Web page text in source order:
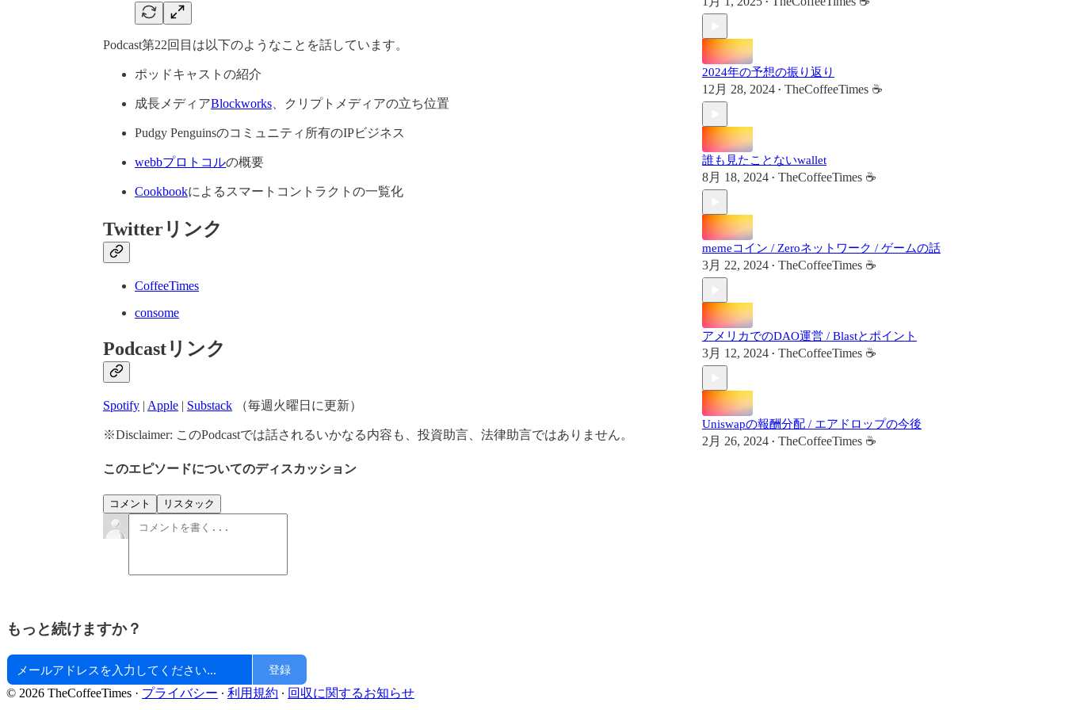
Podcast第22回目は以下のようなことを話しています。
ポッドキャストの紹介
成長メディアBlockworks 、クリプトメディアの立ち位置
Pudgy Penguinsのコミュニティ所有のIPビジネス
webbプロトコルの概要
Cookbookによるスマートコントラクトの一覧化
Twitterリンク
CoffeeTimes
consome
Podcastリンク
Spotify | Apple | Substack （毎週火曜日に更新）
※Disclaimer: このPodcastでは話されるいかなる内容も、投資助言、法律助言ではありません。
このエピソードについてのディスカッション
コメント リスタック
•
2024年の予想の振り返り
12月 28, 2024 • TheCoffeeTimes ☕
誰も見たことないwallet
8月 18, 2024 • TheCoffeeTimes ☕
memeコイン / Zeroネットワーク / ゲームの話
3月 22, 2024 • TheCoffeeTimes ☕
アメリカでのDAO運営 / Blastとポイント
3月 12, 2024 • TheCoffeeTimes ☕
Uniswapの報酬分配 / エアドロップの今後
2月 26, 2024 • TheCoffeeTimes ☕
もっと続けますか？
登録
© 2026 TheCoffeeTimes · プライバシー ∙ 利用規約 ∙ 回収に関するお知らせ